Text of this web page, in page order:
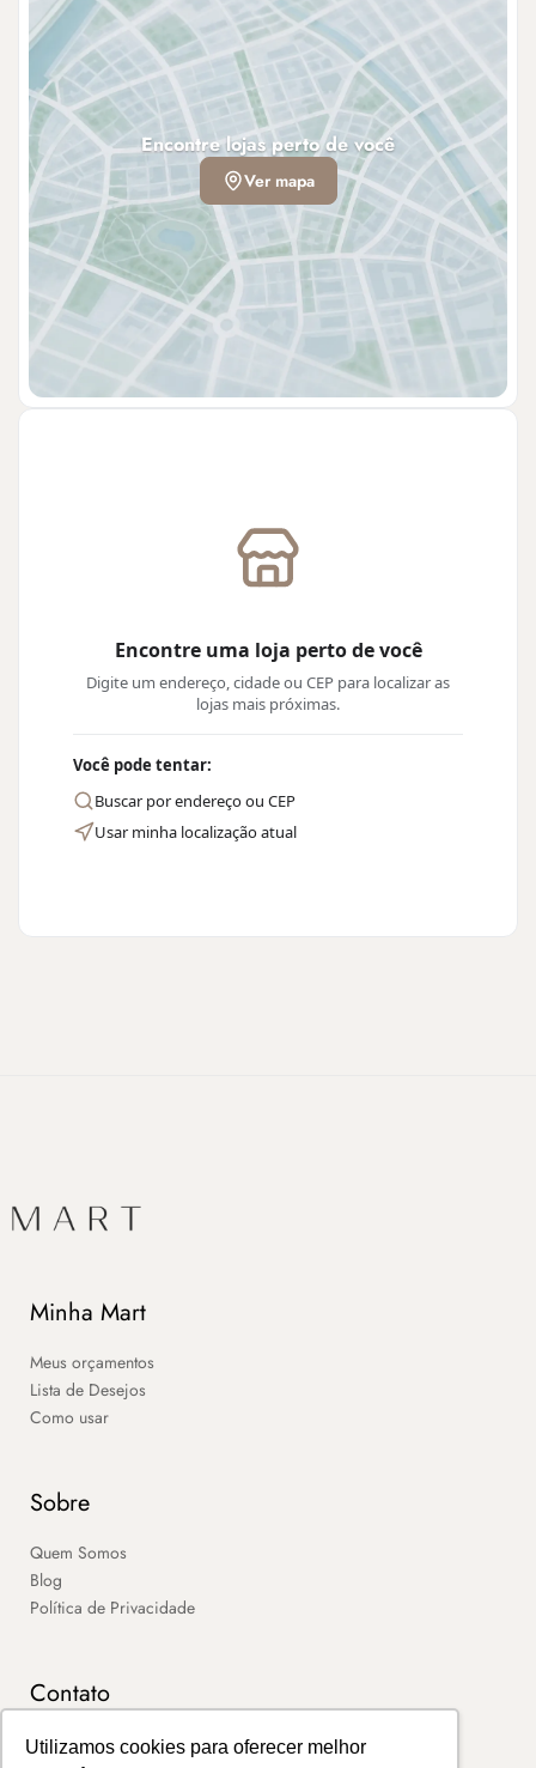
Utilizamos cookies para oferecer melhor
Encontre uma loja perto de você
Digite um endereço, cidade ou CEP para localizar as
lojas mais próximas.
Você pode tentar:
Buscar por endereço ou CEP
Usar minha localização atual
Encontre lojas perto de você
Ver mapa
Minha Mart
Meus orçamentos
Lista de Desejos
Como usar
Sobre
Quem Somos
Blog
Política de Privacidade
Contato
SAC